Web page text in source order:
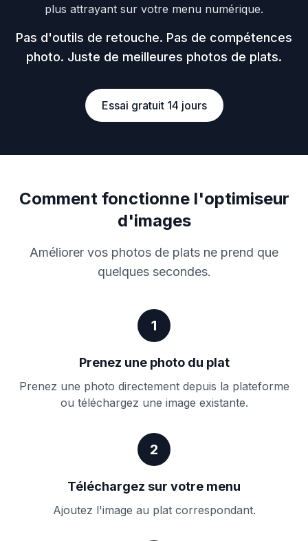
plus attrayant sur votre menu numérique.
Pas d'outils de retouche. Pas de compétences
photo. Juste de meilleures photos de plats.
Essai gratuit 14 jours
Comment fonctionne l'optimiseur
d'images
Améliorer vos photos de plats ne prend que
quelques secondes.
1
Prenez une photo du plat
Prenez une photo directement depuis la plateforme
ou téléchargez une image existante.
2
Téléchargez sur votre menu
Ajoutez l'image au plat correspondant.